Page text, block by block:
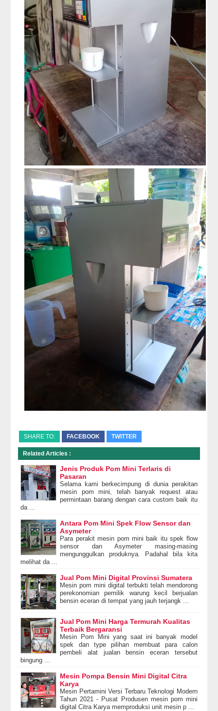
SHARE TO: FACEBOOK TWITTER
Related Articles :
Jenis Produk Pom Mini Terlaris di
Pasaran
Selama kami berkecimpung di dunia perakitan
mesin pom mini, telah banyak request atau
permintaan barang dengan cara custom baik itu
da ...
Antara Pom Mini Spek Flow Sensor dan
Asymeter
Para perakit mesin pom mini baik itu spek flow
sensor dan Asymeter masing-masing
mengunggulkan produknya. Padahal bila kita
melihat da ...
Jual Pom Mini Digital Provinsi Sumatera
Mesin pom mini digital terbukti telah mendorong
perekonomian pemilik warung kecil berjualan
bensin eceran di tempat yang jauh terjangk ...
Jual Pom Mini Harga Termurah Kualitas
Terbaik Bergaransi
Mesin Pom Mini yang saat ini banyak model
spek dan type pilihan membuat para calon
pembeli alat jualan bensin eceran tersebut
bingung ...
Mesin Pompa Bensin Mini Digital Citra
Karya
Mesin Pertamini Versi Terbaru Teknologi Modern
Tahun 2021 - Pusat Produsen mesin pom mini
digital Citra Karya memproduksi unit mesin p ...